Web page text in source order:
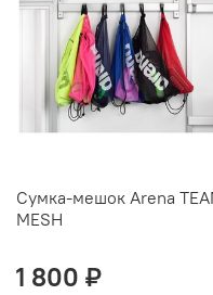
Сумка-мешок Arena
MESH
1 800 ₽